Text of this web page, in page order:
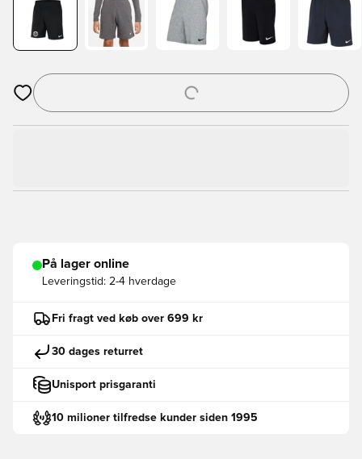
Åbner en Modal til at logge ind eller tilmelde dig som medlem
På lager online
Leveringstid: 2-4 hverdage
Fri fragt ved køb over 699 kr
30 dages returret
Unisport prisgaranti
10 milioner tilfredse kunder siden 1995